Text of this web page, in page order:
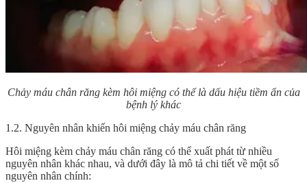
Chảy máu chân răng kèm hôi miệng có thể là dấu hiệu tiềm ẩn của
bệnh lý khác
1.2. Nguyên nhân khiến hôi miệng chảy máu chân răng
Hôi miệng kèm chảy máu chân răng có thể xuất phát từ nhiều
nguyên nhân khác nhau, và dưới đây là mô tả chi tiết về một số
nguyên nhân chính: